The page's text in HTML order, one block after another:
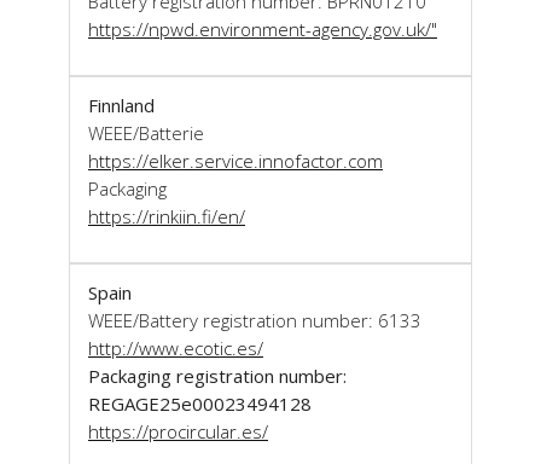
https://npwd.environment-agency.gov.uk/"
Finnland
WEEE/Batterie
https://elker.service.innofactor.com
Packaging
https://rinkiin.fi/en/
Spain
WEEE/Battery registration number: 6133
http://www.ecotic.es/
Packaging registration number:
REGAGE25e00023494128
https://procircular.es/